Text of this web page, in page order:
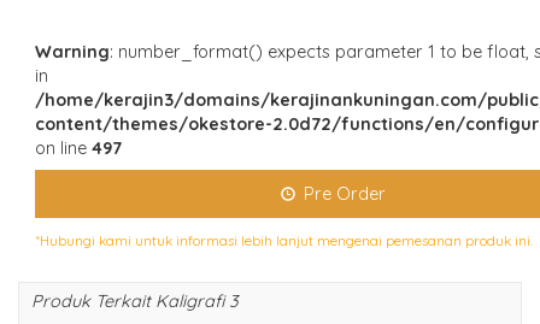
Warning: number_format() expects parameter 1 to be float,
in
/home/kerajin3/domains/kerajinankuningan.com/
content/themes/okestore-2.0d72/functions/en/
on line 497
Pre Order
*Hubungi kami untuk informasi lebih lanjut mengenai pemesanan produk ini.
Produk Terkait Kaligrafi 3